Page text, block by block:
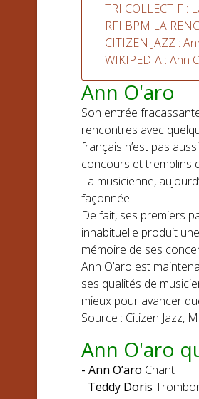
TRI COLLECTIF :
RFI BPM LA
CITIZEN JAZZ :
WIKIPEDIA : Ann
Ann O'aro
Son entrée
rencontres avec
français n’est pas
concours et tremplins
La musicienne,
façonnée.
De fait, ses premiers
inhabituelle produit
mémoire de ses
Ann O’aro est
ses qualités de
mieux pour avancer
Source : Citizen Jazz,
Ann O'aro
- Ann O’aro Chant
- Teddy Doris